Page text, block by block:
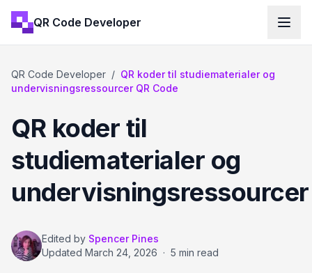
QR Code Developer
QR Code Developer / QR koder til studiematerialer og
undervisningsressourcer QR Code
QR koder til
studiematerialer og
undervisningsressourcer
Edited by Spencer Pines
Updated March 24, 2026 · 5 min read